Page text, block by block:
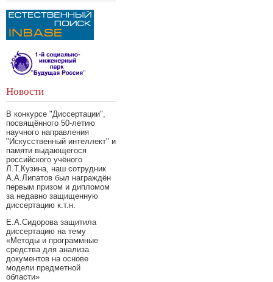
Новости
В конкурсе "Диссертации",
посвящённого 50-летию
научного направления
"Искусственный интеллект" и
памяти выдающегося
российского учёного
Л.Т.Кузина, наш сотрудник
А.А.Липатов был награждён
первым призом и дипломом
за недавно защищенную
диссертацию к.т.н.
Е.А.Сидорова защитила
диссертацию на тему
«Методы и программные
средства для анализа
документов на основе
модели предметной
области»